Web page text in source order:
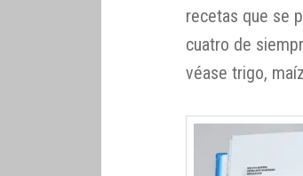
recetas que se
cuatro de
véase trigo,